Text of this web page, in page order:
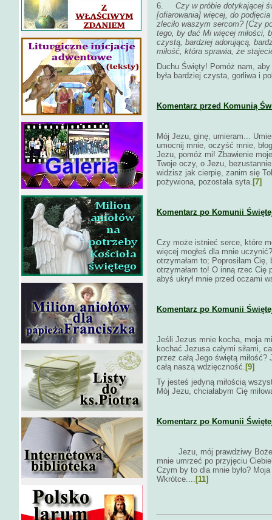
6. Czy w próbie dotykającej
[ofiarowania] więcej, do
zleciło waszym sercom? [Czy
tego, by dać Mi więcej miłości,
czystą, bardziej adorującą,
miłość, która sprawia, że
Duchu Święty! Pomóż nam,
była bardziej czysta, gorliwa i
Komentarz przed Komunią
Mój Jezu, ginę, umieram...
umocnij mnie, oczyść mnie,
Jezu, pomóż mi! Zbawienie
Twoje oczy, o Jezu,
widzisz jak cierpię, zanim się
pożywiona, pozostała syta. [7]
Komentarz po Komunii
Czy może istnieć serce, które
więcej mogłeś dla mnie
otrzymałam to; Poprosiłam
otrzymałam to! O inną rzec
abyś ukrył mnie przed oczami
Komentarz po Komunii
Jeśli Jezus mnie kocha, moja
kochać Jezusa całymi siłami,
przez całą Jego świętą
całą naszą wdzięczność. [9]
Ty jesteś jedyną miłością
Mój Jezu, chciałabym Cię
Komentarz po Komunii
Jezu, mój prawdziwy Boże,
mnie umrzeć po przyjęciu
Czym by to dla mnie było?
Wkrótce.... [11]